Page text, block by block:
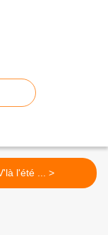
V'là l'été ... >